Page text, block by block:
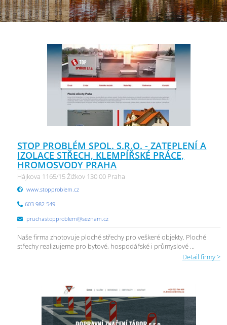
STOP PROBLÉM SPOL. S.R.O. - ZATEPLENÍ A
IZOLACE STŘECH, KLEMPÍŘSKÉ PRÁCE,
HROMOSVODY PRAHA
Hájkova 1165/15 Žižkov 130 00 Praha
www.stopproblem.cz
603 982 549
pruchastopproblem@seznam.cz
Naše firma zhotovuje ploché střechy pro veškeré objekty. Ploché
střechy realizujeme pro bytové, hospodářské i průmyslové ...
Detail firmy >